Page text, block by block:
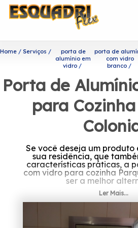
Home Serviços
porta de
alumínio em
vidro
porta de
com vidro
branco
Porta de
para
Se você deseja um
sua residência, que
características práticas, a
com vidro para cozinha
ser a melhor
Ficou interessado
alumínio com
Ler Mais...